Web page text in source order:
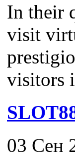
In their
visit
visitors
03 Сен